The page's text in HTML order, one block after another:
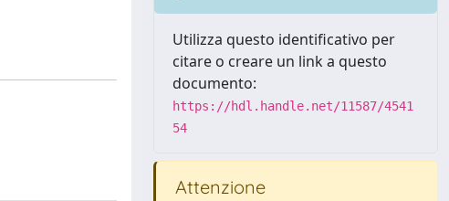
Utilizza questo identificativo per
citare o creare un link a questo
documento:
https://hdl.handle.net/11587/4541
54
Attenzione